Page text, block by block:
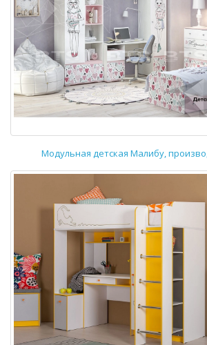
Модульная детская Малибу,